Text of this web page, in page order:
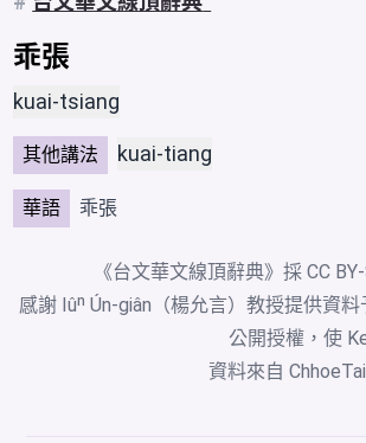
乖張
kuai-tsiang
其他講法 kuai-tiang
華語 乖張
《台文華文線頂辭典》採 CC
感謝 Iûⁿ Ún-giân（楊允言）教授提供資料
公開授權，使
資料來自